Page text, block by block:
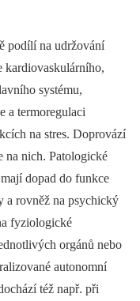
podílí na udržování
kardiovaskulárního,
systému,
a termoregulaci
na stres. Doprovází
na nich. Patologické
dopad do funkce
a rovněž na psychický
fyziologické
orgánů nebo
autonomní
též např. při